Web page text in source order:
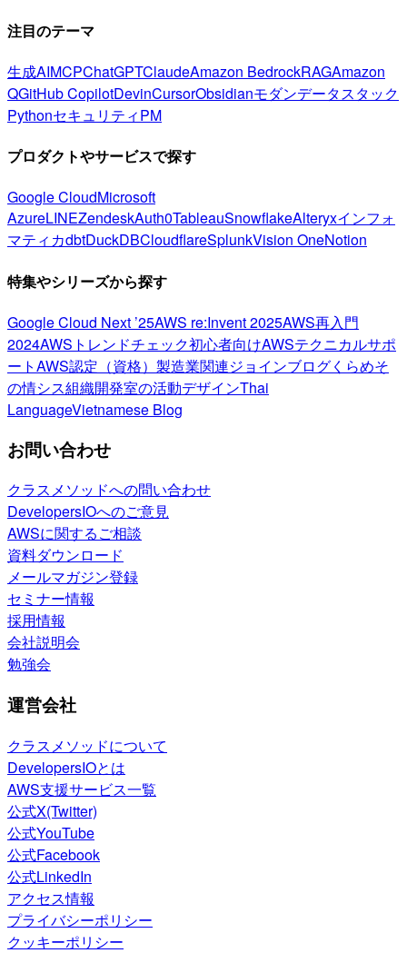
注目のテーマ
生成AIMCPChatGPTClaudeAmazon BedrockRAGAmazon
QGitHub CopilotDevinCursorObsidianモダンデータスタック
PythonセキュリティPM
プロダクトやサービスで探す
Google CloudMicrosoft
AzureLINEZendeskAuth0TableauSnowflakeAlteryxインフォ
マティカdbtDuckDBCloudflareSplunkVision OneNotion
特集やシリーズから探す
Google Cloud Next ’25AWS re:Invent 2025AWS再入門
2024AWSトレンドチェック初心者向けAWSテクニカルサポ
ートAWS認定（資格） 製造業関連ジョインブログくらめそ
の情シス組織開発室の活動デザインThai
LanguageVietnamese Blog
お問い合わせ
クラスメソッドへの問い合わせ
DevelopersIOへのご意見
AWSに関するご相談
資料ダウンロード
メールマガジン登録
セミナー情報
採用情報
会社説明会
勉強会
運営会社
クラスメソッドについて
DevelopersIOとは
AWS支援サービス一覧
公式X(Twitter)
公式YouTube
公式Facebook
公式LinkedIn
アクセス情報
プライバシーポリシー
クッキーポリシー